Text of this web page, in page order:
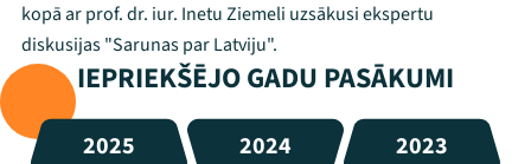
kopā ar prof. dr. iur. Inetu Ziemeli uzsākusi ekspertu
diskusijas "Sarunas par Latviju".
IEPRIEKŠĒJO GADU PASĀKUMI
2025 2024
2023